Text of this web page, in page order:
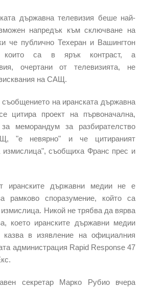
държавна телевизия беше най-
напредък към сключване на
че публично Техеран и Вашингтон
които са в ярък контраст, а
очертани от телевизията, не
на САЩ.
на иранската държавна
цитира проект на първоначална,
за меморандум за разбирателство
"е невярно" и че цитираният
измислица",съобщиха Франс прес и
иранските държавни медии не е
рамково споразумение, който са
Никой не трябва да вярва
което иранските държавни медии
казва в изявление на официалния
администрация Rapid Response 47
секретар Марко Рубио вчера